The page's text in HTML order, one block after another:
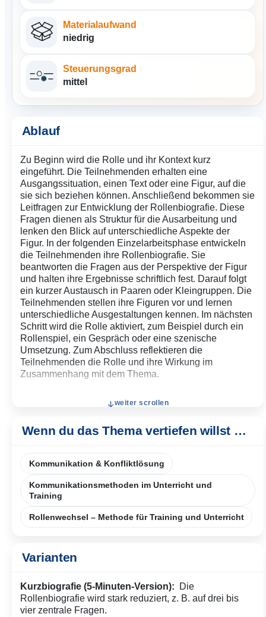
Materialaufwand
niedrig
Steuerungsgrad
mittel
Ablauf
Zu Beginn wird die Rolle und ihr Kontext kurz
eingeführt. Die Teilnehmenden erhalten eine
Ausgangssituation, einen Text oder eine Figur, auf die
sie sich beziehen können. Anschließend bekommen sie
Leitfragen zur Entwicklung der Rollenbiografie. Diese
Fragen dienen als Struktur für die Ausarbeitung und
lenken den Blick auf unterschiedliche Aspekte der
Figur. In der folgenden Einzelarbeitsphase entwickeln
die Teilnehmenden ihre Rollenbiografie. Sie
beantworten die Fragen aus der Perspektive der Figur
und halten ihre Ergebnisse schriftlich fest. Darauf folgt
ein kurzer Austausch in Paaren oder Kleingruppen. Die
Teilnehmenden stellen ihre Figuren vor und lernen
unterschiedliche Ausgestaltungen kennen. Im nächsten
Schritt wird die Rolle aktiviert, zum Beispiel durch ein
Rollenspiel, ein Gespräch oder eine szenische
Umsetzung. Zum Abschluss reflektieren die
Teilnehmenden die Rolle und ihre Wirkung im
Zusammenhang mit dem Thema.
weiter scrollen
Varianten
Kurzbiografie (5-Minuten-Version):
Die
Rollenbiografie wird stark reduziert, z. B. auf drei bis
vier zentrale Fragen.
Wenn du das Thema vertiefen willst …
Kommunikation & Konfliktlösung
Kommunikationsmethoden im Unterricht und
Training
Rollenwechsel – Methode für Training und Unterricht